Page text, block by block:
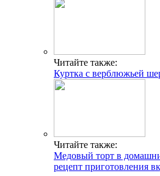
Читайте также:
Куртка с верблюжьей
Читайте также:
Медовый торт в
рецепт приготовления